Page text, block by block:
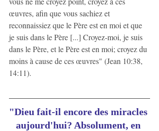
œuvres, afin que vous sachiez et
reconnaissiez que le Père est en moi et que
je suis dans le Père [...] Croyez-moi, je suis
dans le Père, et le Père est en moi; croyez du
moins à cause de ces œuvres" (Jean 10:38,
14:11).
"Dieu fait-il encore des miracles
aujourd'hui? Absolument, en